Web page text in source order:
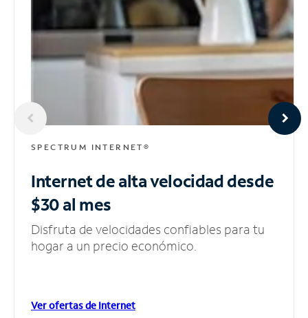
SPECTRUM INTERNET®
Internet de alta velocidaddesde
$30 al mes
Disfruta de velocidades confiables para tu
hogar a un precio económico.
Ver ofertas de Internet